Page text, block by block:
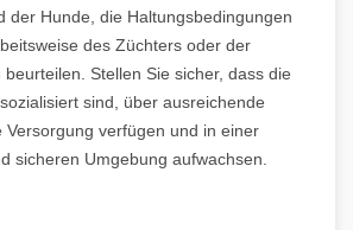
der Hunde, die Haltungsbedingungen
des Züchters oder der
Stellen Sie sicher, dass die
sind, über ausreichende
Versorgung verfügen und in einer
sicheren Umgebung aufwachsen.